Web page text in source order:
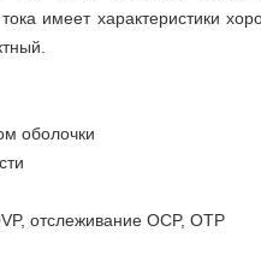
имеет характеристики
оболочки
отслеживание OCP, OTP